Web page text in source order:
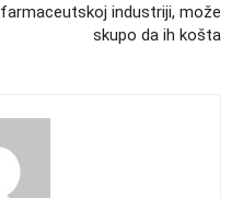
farmaceutskoj industriji, može
skupo da ih košta